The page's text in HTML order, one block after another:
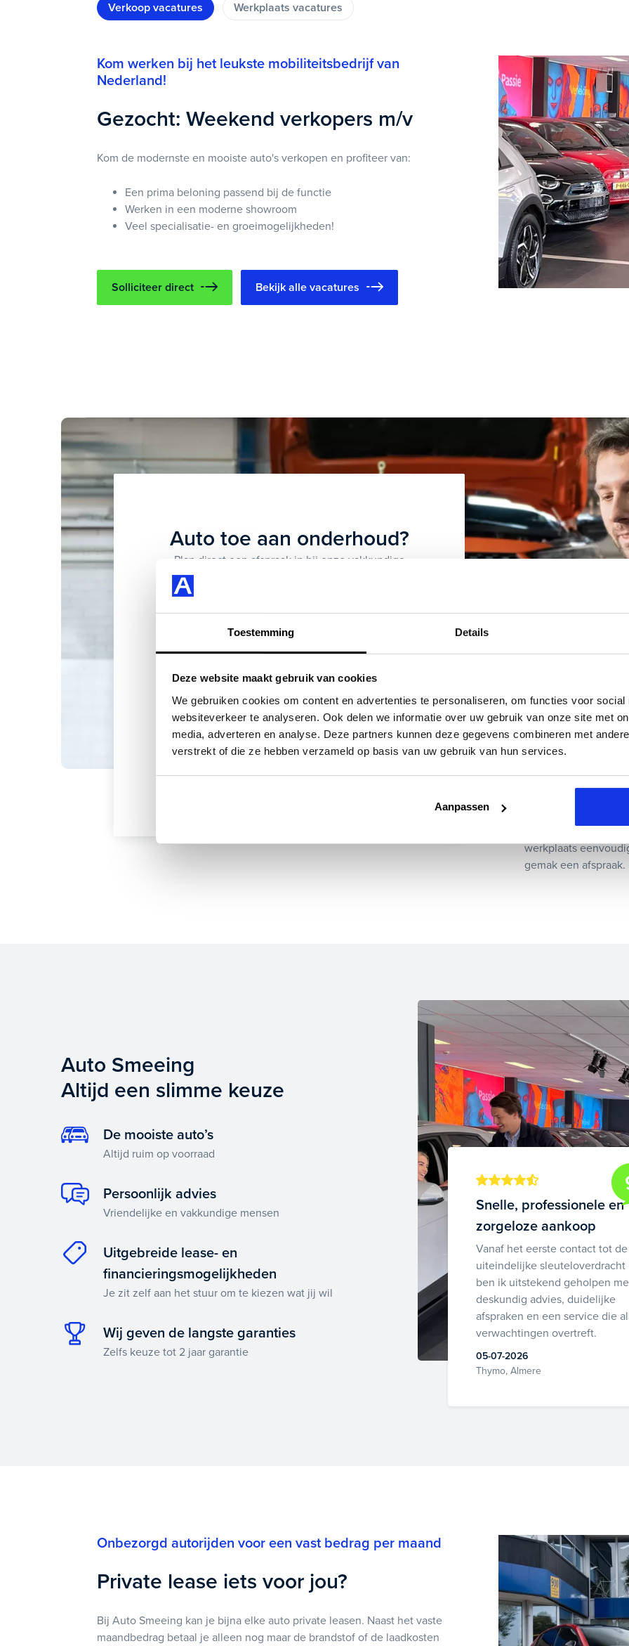
Toestemming Details
Deze website maakt gebruik van cookies
We gebruiken cookies om content en advertenties te personaliseren, om functies voor social
websiteverkeer te analyseren. Ook delen we informatie over uw gebruik van onze site met
media, adverteren en analyse. Deze partners kunnen deze gegevens combineren met
verstrekt of die ze hebben verzameld op basis van uw gebruik van hun services.
Aanpassen
Verkoop vacatures Werkplaats vacatures
Kom werken bij het leukste mobiliteitsbedrijf van
Nederland!
Gezocht: Weekend verkopers m/v
Kom de modernste en mooiste auto's verkopen en profiteer van:
Een prima beloning passend bij de functie
Werken in een moderne showroom
Veel specialisatie- en groeimogelijkheden!
Solliciteer direct Bekijk alle vacatures
Auto toe aan onderhoud?
Plan direct een afspraak in bij onze vakkundige
km
Werkplaatsafspraak maken
Ik weet mijn kenteken niet
Binnen twee
Bij Auto Smeeing
werkplaats
gemak een afspraak.
Auto Smeeing
Altijd een slimme keuze
De mooiste auto’s
Altijd ruim op voorraad
Persoonlijk advies
Vriendelijke en vakkundige mensen
Uitgebreide lease- en
financieringsmogelijkheden
Je zit zelf aan het stuur om te kiezen wat jij wil
Wij geven de langste garanties
Zelfs keuze tot 2 jaar garantie
Snelle, professionele en
zorgeloze aankoop
Vanaf het eerste contact tot de
uiteindelijke sleuteloverdracht
ben ik uitstekend geholpen
deskundig advies, duidelijke
afspraken en een service die
verwachtingen overtreft.
05-07-2026
Thymo, Almere
Onbezorgd autorijden voor een vast bedrag per maand
Private lease iets voor jou?
Bij Auto Smeeing kan je bijna elke auto private leasen. Naast het vaste
maandbedrag betaal je alleen nog maar de brandstof of de laadkosten